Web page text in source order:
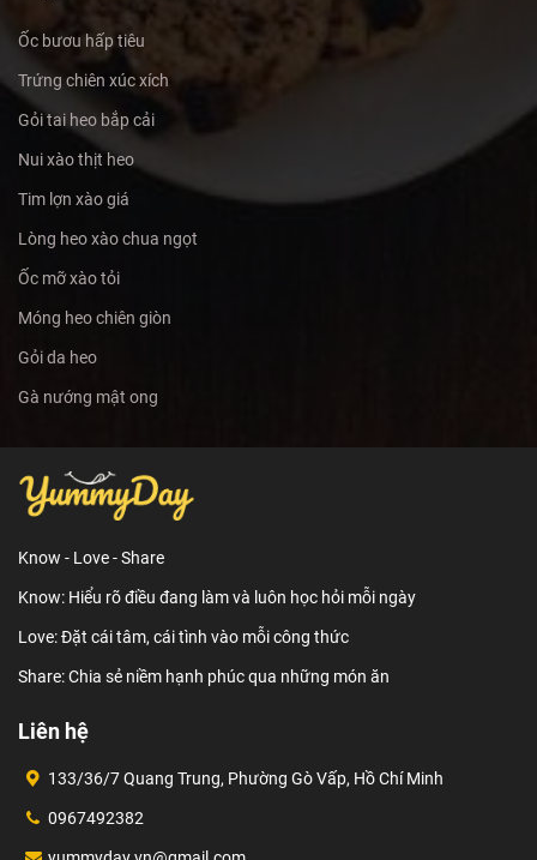
Ốc bươu hấp tiêu
Trứng chiên xúc xích
Gỏi tai heo bắp cải
Nui xào thịt heo
Tim lợn xào giá
Lòng heo xào chua ngọt
Ốc mỡ xào tỏi
Móng heo chiên giòn
Gỏi da heo
Gà nướng mật ong
Know - Love - Share
Know: Hiểu rõ điều đang làm và luôn học hỏi mỗi ngày
Love: Đặt cái tâm, cái tình vào mỗi công thức
Share: Chia sẻ niềm hạnh phúc qua những món ăn
Liên hệ
133/36/7 Quang Trung, Phường Gò Vấp, Hồ Chí Minh
0967492382